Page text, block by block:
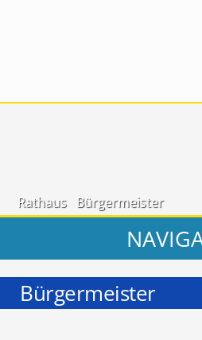
Rathaus Bürgermeister
Bürgermeister